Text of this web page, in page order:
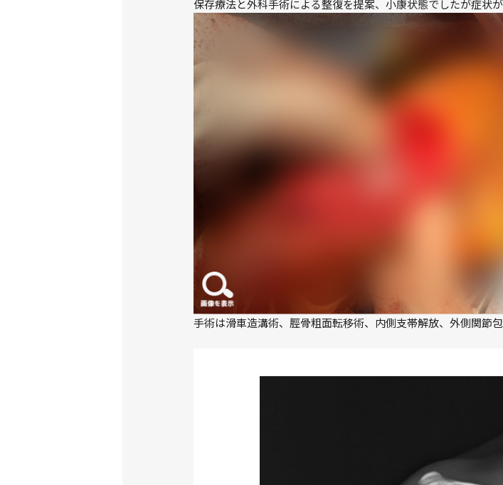
保存療法と外科手術による整復を提案、小康状態でしたが症状
手術は滑車造溝術、脛骨粗面転移術、内側支帯解放、外側関節